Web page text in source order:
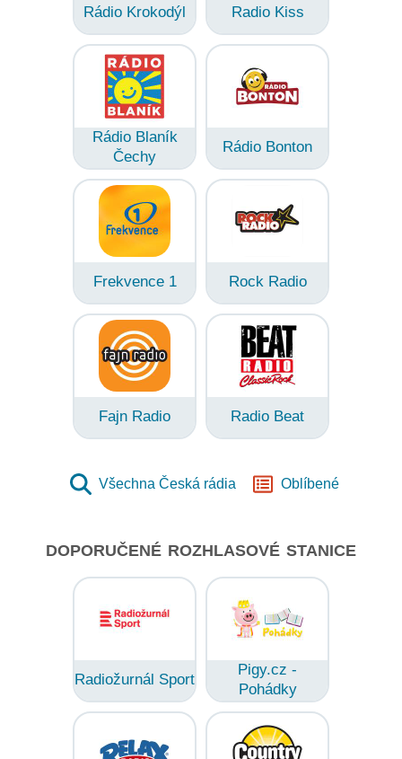
Rádio Krokodýl Radio Kiss
Rádio Blaník
Čechy
Rádio Bonton
Frekvence 1 Rock Radio
Fajn Radio Radio Beat
Všechna Česká rádia Oblíbené
DOPORUČENÉ ROZHLASOVÉ STANICE
Radiožurnál Sport
Pigy.cz -
Pohádky